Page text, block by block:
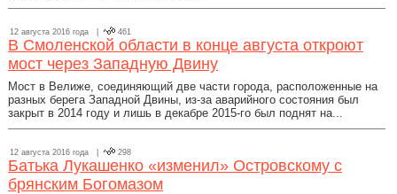
12 августа 2016 года | 461
В Смоленской области в конце августа откроют
мост через Западную Двину
Мост в Велиже, соединяющий две части города, расположенные на
разных берега Западной Двины, из-за аварийного состояния был
закрыт в 2014 году и лишь в декабре 2015-го был поднят на...
12 августа 2016 года | 298
Батька Лукашенко «изменил» Островскому с
брянским Богомазом